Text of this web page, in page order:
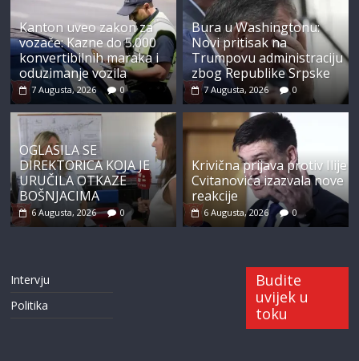
Kanton uveo zakon za
vozače: Kazne do 5.000
konvertibilnih maraka i
oduzimanje vozila
7 Augusta, 2026 0
Bura u Washingtonu:
Novi pritisak na
Trumpovu administraciju
zbog Republike Srpske
7 Augusta, 2026 0
OGLASILA SE
DIREKTORICA KOJA JE
URUČILA OTKAZE
BOŠNJACIMA
6 Augusta, 2026 0
Krivična prijava protiv Ilije
Cvitanovića izazvala nove
reakcije
6 Augusta, 2026 0
Intervju
Politika
Budite
uvijek u
toku